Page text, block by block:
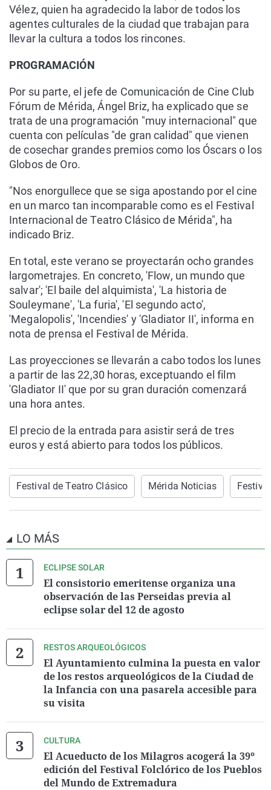
Vélez, quien ha agradecido la labor de todos los
agentes culturales de la ciudad que trabajan para
llevar la cultura a todos los rincones.
PROGRAMACIÓN
Por su parte, el jefe de Comunicación de Cine Club
Fórum de Mérida, Ángel Briz, ha explicado que se
trata de una programación "muy internacional" que
cuenta con películas "de gran calidad" que vienen
de cosechar grandes premios como los Óscars o los
Globos de Oro.
"Nos enorgullece que se siga apostando por el cine
en un marco tan incomparable como es el Festival
Internacional de Teatro Clásico de Mérida", ha
indicado Briz.
En total, este verano se proyectarán ocho grandes
largometrajes. En concreto, 'Flow, un mundo que
salvar'; 'El baile del alquimista', 'La historia de
Souleymane', 'La furia', 'El segundo acto',
'Megalopolis', 'Incendies' y 'Gladiator II', informa en
nota de prensa el Festival de Mérida.
Las proyecciones se llevarán a cabo todos los lunes
a partir de las 22,30 horas, exceptuando el film
'Gladiator II' que por su gran duración comenzará
una hora antes.
El precio de la entrada para asistir será de tres
euros y está abierto para todos los públicos.
Festival de Teatro Clásico Mérida Noticias
LO MÁS
ECLIPSE SOLAR
El consistorio emeritense organiza una
observación de las Perseidas previa al
eclipse solar del 12 de agosto
RESTOS ARQUEOLÓGICOS
El Ayuntamiento culmina la puesta en valor
de los restos arqueológicos de la Ciudad de
la Infancia con una pasarela accesible para
su visita
CULTURA
El Acueducto de los Milagros acogerá la 39º
edición del Festival Folclórico de los Pueblos
del Mundo de Extremadura